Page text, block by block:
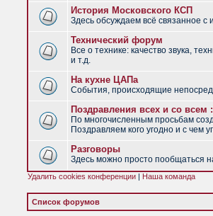
История Московского КСП
Здесь обсуждаем всё связанное с
Технический форум
Все о технике: качество звука,
и т.д.
На кухне ЦАПа
События, происходящие
Поздравления всех и со всем
По многочисленным просьбам
Поздравляем кого угодно и с чем
Разговоры
Здесь можно просто пообщаться
Удалить cookies конференции | Наша команда
Список форумов